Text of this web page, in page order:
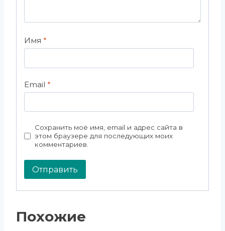
Имя *
Email *
Сохранить моё имя, email и адрес сайта в
этом браузере для последующих моих
комментариев.
Похожие